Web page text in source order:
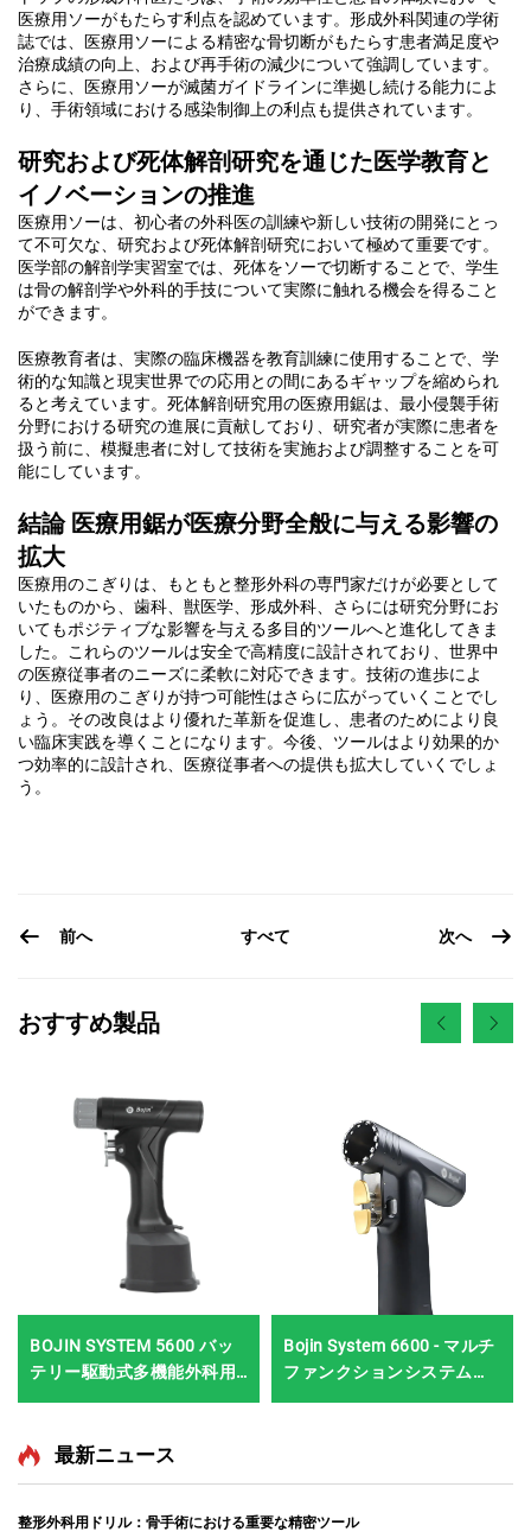
医療用ソーがもたらす利点を認めています。形成外科関連の学術
誌では、医療用ソーによる精密な骨切断がもたらす患者満足度や
治療成績の向上、および再手術の減少について強調しています。
さらに、医療用ソーが滅菌ガイドラインに準拠し続ける能力によ
り、手術領域における感染制御上の利点も提供されています。
研究および死体解剖研究を通じた医学教育と
イノベーションの推進
医療用ソーは、初心者の外科医の訓練や新しい技術の開発にとっ
て不可欠な、研究および死体解剖研究において極めて重要です。
医学部の解剖学実習室では、死体をソーで切断することで、学生
は骨の解剖学や外科的手技について実際に触れる機会を得ること
ができます。
医療教育者は、実際の臨床機器を教育訓練に使用することで、学
術的な知識と現実世界での応用との間にあるギャップを縮められ
ると考えています。死体解剖研究用の医療用鋸は、最小侵襲手術
分野における研究の進展に貢献しており、研究者が実際に患者を
扱う前に、模擬患者に対して技術を実施および調整することを可
能にしています。
結論 医療用鋸が医療分野全般に与える影響の
拡大
医療用のこぎりは、もともと整形外科の専門家だけが必要として
いたものから、歯科、獣医学、形成外科、さらには研究分野にお
いてもポジティブな影響を与える多目的ツールへと進化してきま
した。これらのツールは安全で高精度に設計されており、世界中
の医療従事者のニーズに柔軟に対応できます。技術の進歩によ
り、医療用のこぎりが持つ可能性はさらに広がっていくことでし
ょう。その改良はより優れた革新を促進し、患者のためにより良
い臨床実践を導くことになります。今後、ツールはより効果的か
つ効率的に設計され、医療従事者への提供も拡大していくでしょ
う。
前へ すべて 次へ
おすすめ製品
BOJIN SYSTEM 5600 バッ
テリー駆動式多機能外科用
電動工具 骨手術用
Bojin System 6600 - マルチ
ファンクションシステム
（ブラシレスモーター、エ
最新ニュース
整形外科用ドリル：骨手術における重要な精密ツール